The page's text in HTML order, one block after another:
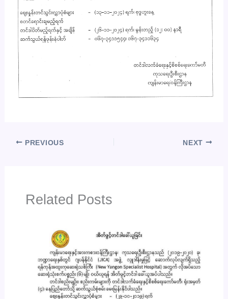
PREVIOUS NEXT
Related Posts